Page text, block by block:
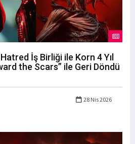
İş Birliği ile Korn 4 Yıl
the Scars” ile Geri Döndü
28 Nis 2026